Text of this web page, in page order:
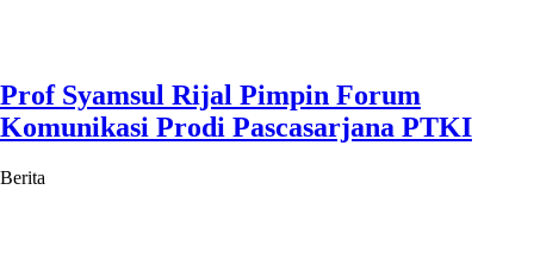
Prof Syamsul Rijal Pimpin Forum
Komunikasi Prodi Pascasarjana PTKI
Berita